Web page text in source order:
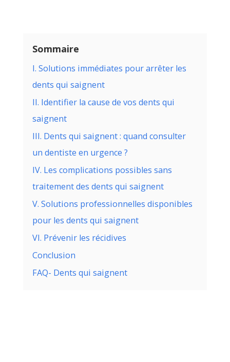
Sommaire
I. Solutions immédiates pour arrêter les
dents qui saignent
II. Identifier la cause de vos dents qui
saignent
III. Dents qui saignent : quand consulter
un dentiste en urgence ?
IV. Les complications possibles sans
traitement des dents qui saignent
V. Solutions professionnelles disponibles
pour les dents qui saignent
VI. Prévenir les récidives
Conclusion
FAQ- Dents qui saignent